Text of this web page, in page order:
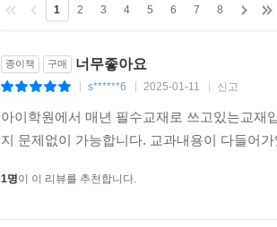
1 2 3 4 5 6 7 8
종이책 구매 너무좋아요
s******6 2025-01-11 신고
아이학원에서 매년 필수교재로 쓰고있는교재
지 문제없이 가능합니다. 교과내용이 다들어
1명이 이 리뷰를 추천합니다.